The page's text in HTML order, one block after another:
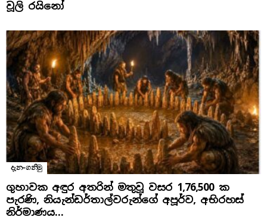
වූලි රයිනෝ
දැන-ගනිමු
ගුහාවක අඳුර අතරින් මතුවූ වසර 1,76,500 ක
පැරණි, නියැන්ඩර්තාල්වරුන්ගේ අපූර්ව, අභිරහස්
නිර්මාණය…